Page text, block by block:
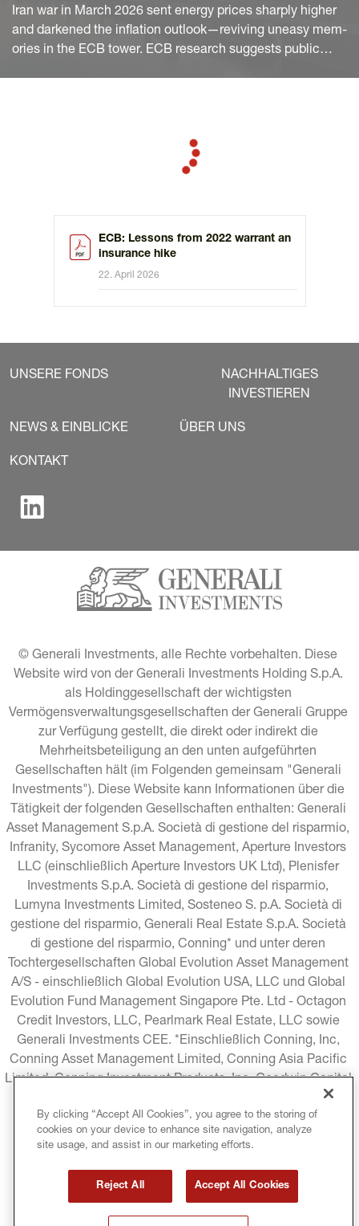
Iran war in March 2026 sent energy prices sharply higher
and darkened the inflation outlook—reviving uneasy mem-
ories in the ECB tower. ECB research suggests public
ECB: Lessons from 2022 warrant an
insurance hike
22. April 2026
UNSERE FONDS
NACHHALTIGES
INVESTIEREN
NEWS & EINBLICKE ÜBER UNS
KONTAKT
© Generali Investments, alle Rechte vorbehalten. Diese
Website wird von der Generali Investments Holding S.p.A.
als Holdinggesellschaft der wichtigsten
Vermögensverwaltungsgesellschaften der Generali Gruppe
zur Verfügung gestellt, die direkt oder indirekt die
Mehrheitsbeteiligung an den unten aufgeführten
Gesellschaften hält (im Folgenden gemeinsam "Generali
Investments"). Diese Website kann Informationen über die
Tätigkeit der folgenden Gesellschaften enthalten: Generali
Asset Management S.p.A. Società di gestione del risparmio,
Infranity, Sycomore Asset Management, Aperture Investors
LLC (einschließlich Aperture Investors UK Ltd), Plenisfer
Investments S.p.A. Società di gestione del risparmio,
Lumyna Investments Limited, Sosteneo S. p.A. Società di
gestione del risparmio, Generali Real Estate S.p.A. Società
di gestione del risparmio, Conning* und unter deren
Tochtergesellschaften Global Evolution Asset Management
A/S - einschließlich Global Evolution USA, LLC und Global
Evolution Fund Management Singapore Pte. Ltd - Octagon
Credit Investors, LLC, Pearlmark Real Estate, LLC sowie
Generali Investments CEE. *Einschließlich Conning, Inc,
Conning Asset Management Limited, Conning Asia Pacific
Limited, Conning Investment Products, Inc, Goodwin Capital
RECHTLICHE HINWEISE COOKIE-RICHTLINIE
DATENSCHUTZRICHTLINIE
By clicking “Accept All Cookies”, you agree to the storing of
cookies on your device to enhance site navigation, analyze
site usage, and assist in our marketing efforts.
Reject All Accept All Cookies